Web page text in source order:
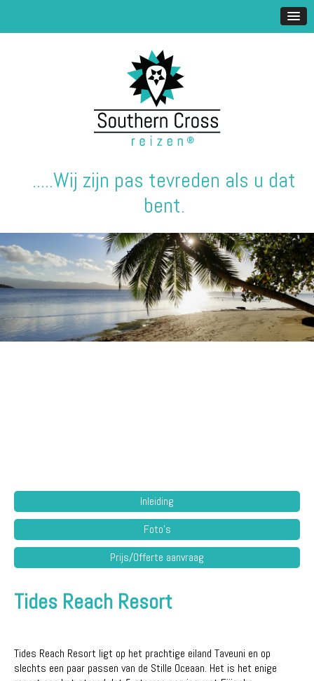
.....Wij zijn pas tevreden als u dat
bent.
Inleiding
Foto's
Prijs/Offerte aanvraag
Tides Reach Resort
Tides Reach Resort ligt op het prachtige eiland Taveuni en op
slechts een paar passen van de Stille Oceaan. Het is het enige